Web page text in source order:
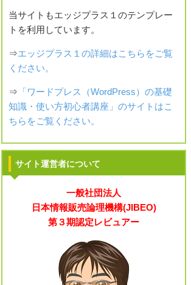
当サイトもエッジプラス１のテンプレー
トを利用しています。
⇒エッジプラス１の詳細はこちらをご覧
ください。
⇒ 「ワードプレス（WordPress）の基礎
知識・使い方初心者講座」のサイトはこ
ちらをご覧ください。
サイト運営者について
一般社団法人
日本情報販売論理機構(JIBEO)
第３期認定レビュアー